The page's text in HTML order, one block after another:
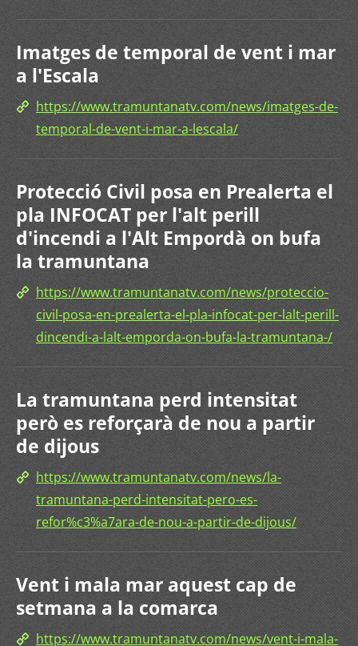
Imatges de temporal de vent i mar
a l'Escala
https://www.tramuntanatv.com/news/imatges-de-
temporal-de-vent-i-mar-a-lescala/
Protecció Civil posa en Prealerta el
pla INFOCAT per l'alt perill
d'incendi a l'Alt Empordà on bufa
la tramuntana
https://www.tramuntanatv.com/news/proteccio-
civil-posa-en-prealerta-el-pla-infocat-per-lalt-perill-
dincendi-a-lalt-emporda-on-bufa-la-tramuntana-/
La tramuntana perd intensitat
però es reforçarà de nou a partir
de dijous
https://www.tramuntanatv.com/news/la-
tramuntana-perd-intensitat-pero-es-
refor%c3%a7ara-de-nou-a-partir-de-dijous/
Vent i mala mar aquest cap de
setmana a la comarca
https://www.tramuntanatv.com/news/vent-i-mala-